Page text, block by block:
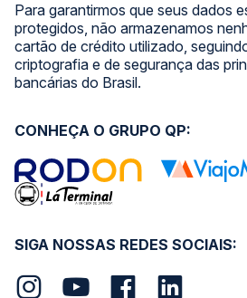
Para garantirmos que seus dados
protegidos, não armazenamos
cartão de crédito utilizado,
criptografia e de segurança das
bancárias do Brasil.
SIGA NOSSAS REDES SOCIAIS:
CONHEÇA O GRUPO QP: